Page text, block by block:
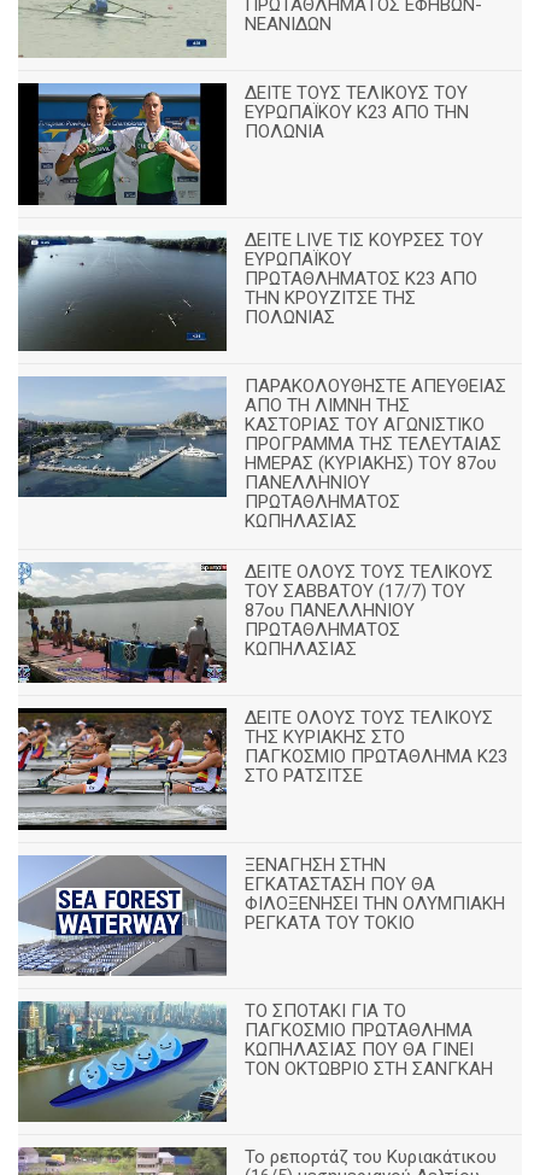
ΠΡΩΤΑΘΛΗΜΑΤΟΣ ΕΦΗΒΩΝ-
ΝΕΑΝΙΔΩΝ
ΔΕΙΤΕ ΤΟΥΣ ΤΕΛΙΚΟΥΣ ΤΟΥ
ΕΥΡΩΠΑΪΚΟΥ Κ23 ΑΠΟ ΤΗΝ
ΠΟΛΩΝΙΑ
ΔΕΙΤΕ LIVE ΤΙΣ ΚΟΥΡΣΕΣ ΤΟΥ
ΕΥΡΩΠΑΪΚΟΥ
ΠΡΩΤΑΘΛΗΜΑΤΟΣ Κ23 ΑΠΟ
ΤΗΝ ΚΡΟΥΖΙΤΣΕ ΤΗΣ
ΠΟΛΩΝΙΑΣ
ΠΑΡΑΚΟΛΟΥΘΗΣΤΕ ΑΠΕΥΘΕΙΑΣ
ΑΠΟ ΤΗ ΛΙΜΝΗ ΤΗΣ
ΚΑΣΤΟΡΙΑΣ ΤΟΥ ΑΓΩΝΙΣΤΙΚΟ
ΠΡΟΓΡΑΜΜΑ ΤΗΣ ΤΕΛΕΥΤΑΙΑΣ
ΗΜΕΡΑΣ (ΚΥΡΙΑΚΗΣ) ΤΟΥ 87ου
ΠΑΝΕΛΛΗΝΙΟΥ
ΠΡΩΤΑΘΛΗΜΑΤΟΣ
ΚΩΠΗΛΑΣΙΑΣ
ΔΕΙΤΕ ΟΛΟΥΣ ΤΟΥΣ ΤΕΛΙΚΟΥΣ
ΤΟΥ ΣΑΒΒΑΤΟΥ (17/7) ΤΟΥ
87ου ΠΑΝΕΛΛΗΝΙΟΥ
ΠΡΩΤΑΘΛΗΜΑΤΟΣ
ΚΩΠΗΛΑΣΙΑΣ
ΔΕΙΤΕ ΟΛΟΥΣ ΤΟΥΣ ΤΕΛΙΚΟΥΣ
ΤΗΣ ΚΥΡΙΑΚΗΣ ΣΤΟ
ΠΑΓΚΟΣΜΙΟ ΠΡΩΤΑΘΛΗΜΑ Κ23
ΣΤΟ ΡΑΤΣΙΤΣΕ
ΞΕΝΑΓΗΣΗ ΣΤΗΝ
ΕΓΚΑΤΑΣΤΑΣΗ ΠΟΥ ΘΑ
ΦΙΛΟΞΕΝΗΣΕΙ ΤΗΝ ΟΛΥΜΠΙΑΚΗ
ΡΕΓΚΑΤΑ ΤΟΥ ΤΟΚΙΟ
ΤΟ ΣΠΟΤΑΚΙ ΓΙΑ ΤΟ
ΠΑΓΚΟΣΜΙΟ ΠΡΩΤΑΘΛΗΜΑ
ΚΩΠΗΛΑΣΙΑΣ ΠΟΥ ΘΑ ΓΙΝΕΙ
ΤΟΝ ΟΚΤΩΒΡΙΟ ΣΤΗ ΣΑΝΓΚΑΗ
Το ρεπορτάζ του Κυριακάτικου